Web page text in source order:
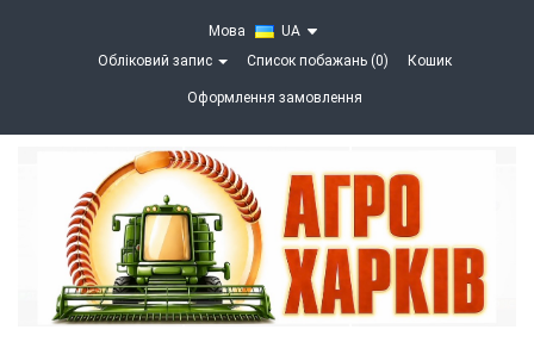
Мова
UA
Обліковий запис
Список побажань (0) Кошик
Оформлення замовлення